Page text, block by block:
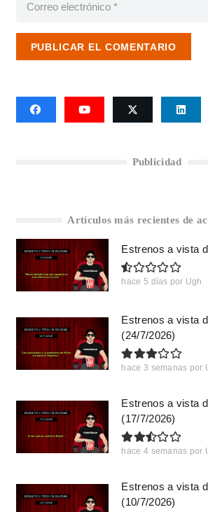
PUBLICAR EL COMENTARIO
Publicidad
Artículos más recientes de
Estrenos a vista
hace 5 días por Ugh
Estrenos a vista
(24/7/2026)
hace 3 semanas por
Estrenos a vista
(17/7/2026)
hace 4 semanas por
Estrenos a vista
(10/7/2026)